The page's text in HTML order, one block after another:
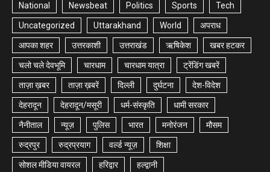
National Newsbeat Politics Sports Tech
Uncategorized Uttarakhand World अपराध
आपका शहर उत्तरकाशी उत्तराखंड ऋषिकेश खबर हटकर
चलो चले देवभूमि चारधाम चारधाम यात्रा ट्रेंडिंग खबरें
ताज़ा ख़बर ताज़ा ख़बरें दिल्ली दुर्घटना देश-विदेश
देहरादून देहरादून/मसूरी धर्म-संस्कृति धामी सरकार
नैनीताल न्यूज़ पुलिस भारत मनोरंजन मौसम
रुद्रपुर रुद्रप्रयाग वर्ल्ड न्यूज़ शिक्षा
सोशल मीडिया वायरल हरिद्वार हल्द्वानी